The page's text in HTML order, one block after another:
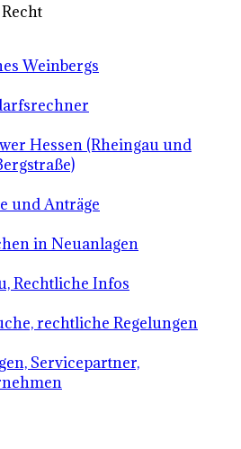
Weinbergs
Hessen (Rheingau und
und Anträge
in Neuanlagen
Rechtliche Infos
rechtliche Regelungen
Servicepartner,